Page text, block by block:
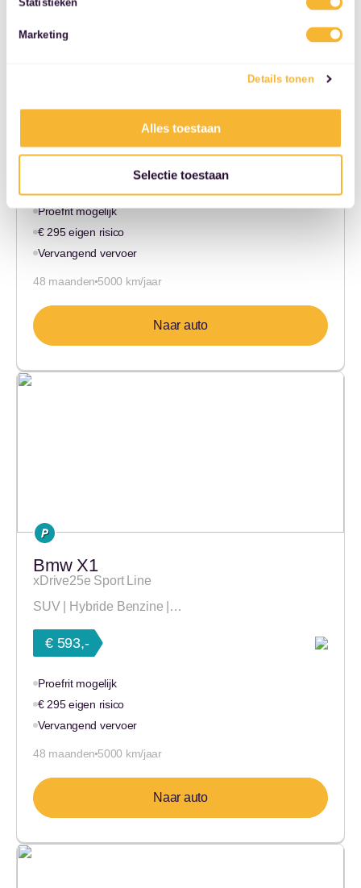
Statistieken
Marketing
Details tonen
Alles toestaan
Selectie toestaan
xDrive25e Executive
SUV | Hybride Benzine |…
Proefrit mogelijk
€ 295 eigen risico
Vervangend vervoer
48 maanden 5000 km/jaar
Naar auto
Bmw X1
xDrive25e Sport Line
SUV | Hybride Benzine |…
€ 593,-
Proefrit mogelijk
€ 295 eigen risico
Vervangend vervoer
48 maanden 5000 km/jaar
Naar auto